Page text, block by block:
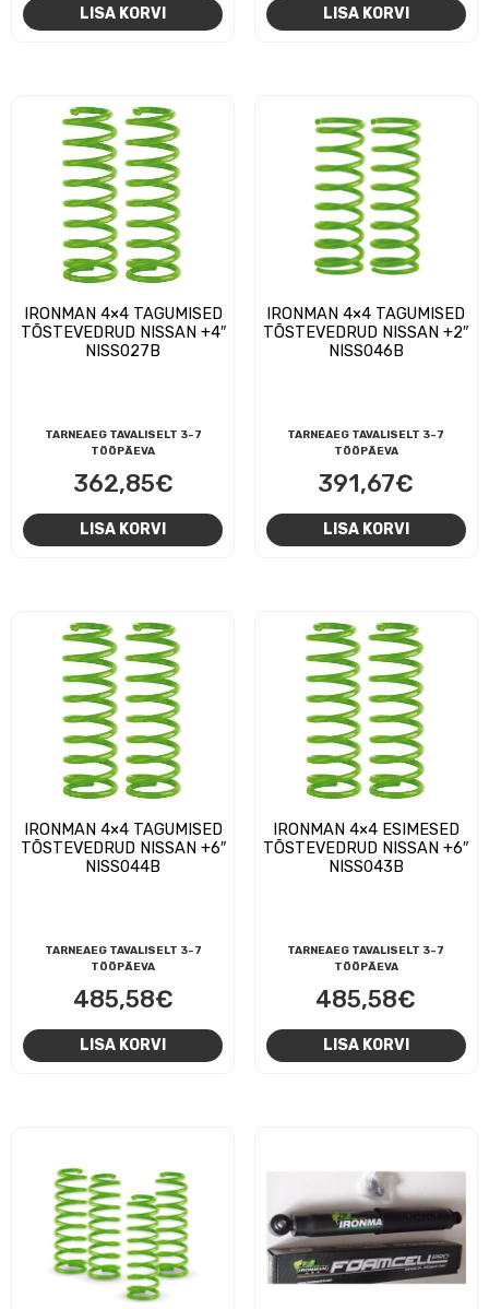
LISA KORVI LISA KORVI
IRONMAN 4×4 TAGUMISED
TÕSTEVEDRUD NISSAN +4″
NISS027B
TARNEAEG TAVALISELT 3-7
TÖÖPÄEVA
362,85€
LISA KORVI
IRONMAN 4×4 TAGUMISED
TÕSTEVEDRUD NISSAN +2″
NISS046B
TARNEAEG TAVALISELT 3-7
TÖÖPÄEVA
391,67€
LISA KORVI
IRONMAN 4×4 TAGUMISED
TÕSTEVEDRUD NISSAN +6″
NISS044B
TARNEAEG TAVALISELT 3-7
TÖÖPÄEVA
485,58€
LISA KORVI
IRONMAN 4×4 ESIMESED
TÕSTEVEDRUD NISSAN +6″
NISS043B
TARNEAEG TAVALISELT 3-7
TÖÖPÄEVA
485,58€
LISA KORVI